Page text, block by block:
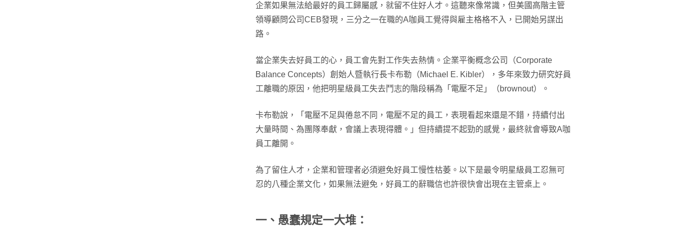
企業如果無法給最好的員工歸屬感，就留不住好人才。這聽來像常識，但美國高階主管
領導顧問公司CEB發現，三分之一在職的A咖員工覺得與雇主格格不入，已開始另謀出
路。
當企業失去好員工的心，員工會先對工作失去熱情。企業平衡概念公司（Corporate
Balance Concepts）創始人暨執行長卡布勒（Michael E. Kibler），多年來致力研究好員
工離職的原因，他把明星級員工失去鬥志的階段稱為「電壓不足」（brownout）。
卡布勒說，「電壓不足與倦怠不同，電壓不足的員工，表現看起來還是不錯，持續付出
大量時間、為團隊奉獻，會議上表現得體。」但持續提不起勁的感覺，最終就會導致A咖
員工離開。
為了留住人才，企業和管理者必須避免好員工慢性枯萎。以下是最令明星級員工忍無可
忍的八種企業文化，如果無法避免，好員工的辭職信也許很快會出現在主管桌上。
一、愚蠢規定一大堆：